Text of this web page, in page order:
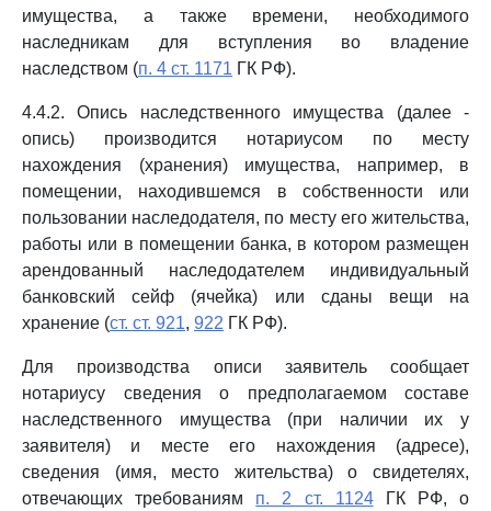
имущества, а также времени, необходимого
наследникам для вступления во владение
наследством (п. 4 ст. 1171 ГК РФ).
4.4.2. Опись наследственного имущества (далее -
опись) производится нотариусом по месту
нахождения (хранения) имущества, например, в
помещении, находившемся в собственности или
пользовании наследодателя, по месту его жительства,
работы или в помещении банка, в котором размещен
арендованный наследодателем индивидуальный
банковский сейф (ячейка) или сданы вещи на
хранение (ст. ст. 921, 922 ГК РФ).
Для производства описи заявитель сообщает
нотариусу сведения о предполагаемом составе
наследственного имущества (при наличии их у
заявителя) и месте его нахождения (адресе),
сведения (имя, место жительства) о свидетелях,
отвечающих требованиям п. 2 ст. 1124ГК РФ, о